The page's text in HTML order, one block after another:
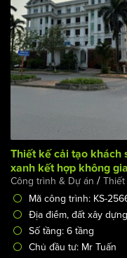
Thiết kế cải tạo khách
xanh kết hợp không
Công trình & Dự án /Thiết